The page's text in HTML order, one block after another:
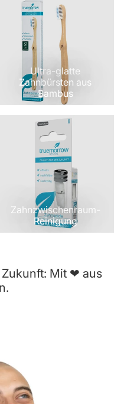
Ultra-glatte
Zahnbürsten aus
Bambus
Zahnzwischenraum-
Reinigung
Mit ❤ aus